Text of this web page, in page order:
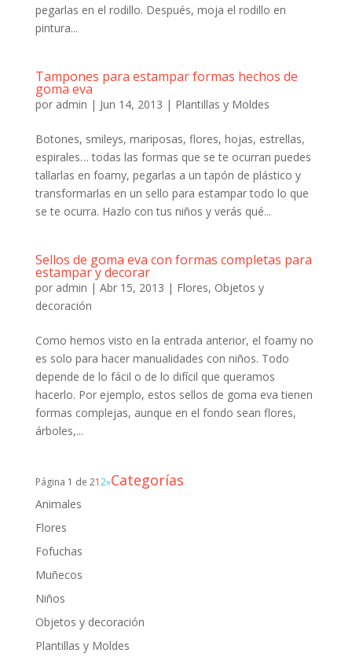
pegarlas en el rodillo. Después, moja el rodillo en
pintura...
Tampones para estampar formas hechos de
goma eva
por admin | Jun 14, 2013 | Plantillas y Moldes
Botones, smileys, mariposas, flores, hojas, estrellas,
espirales… todas las formas que se te ocurran puedes
tallarlas en foamy, pegarlas a un tapón de plástico y
transformarlas en un sello para estampar todo lo que
se te ocurra. Hazlo con tus niños y verás qué...
Sellos de goma eva con formas completas para
estampar y decorar
por admin | Abr 15, 2013 | Flores, Objetos y
decoración
Como hemos visto en la entrada anterior, el foamy no
es solo para hacer manualidades con niños. Todo
depende de lo fácil o de lo difícil que queramos
hacerlo. Por ejemplo, estos sellos de goma eva tienen
formas complejas, aunque en el fondo sean flores,
árboles,...
Página 1 de 212»Categorías
Animales
Flores
Fofuchas
Muñecos
Niños
Objetos y decoración
Plantillas y Moldes